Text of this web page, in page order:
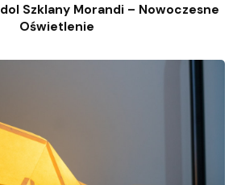
Szklany Morandi – Nowoczesne
Oświetlenie